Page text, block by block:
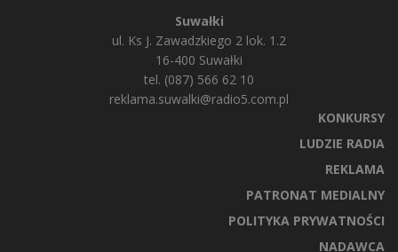
Suwałki
ul. Ks J. Zawadzkiego 2 lok. 1.2
16-400 Suwałki
tel. (087) 566 62 10
reklama.suwalki@radio5.com.pl
KONKURSY
LUDZIE RADIA
REKLAMA
PATRONAT MEDIALNY
POLITYKA PRYWATNOŚCI
NADAWCA